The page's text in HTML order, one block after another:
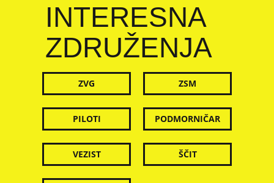
INTERESNA
ZDRUŽENJA
ZVG ZSM
PILOTI PODMORNIČAR
VEZIST ŠČIT